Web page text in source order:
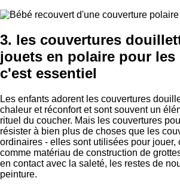
3. les couvertures
jouets en polaire pour les
c'est essentiel
Les enfants adorent les couvertures
chaleur et réconfort et sont souvent un
rituel du coucher. Mais les couvertures
résister à bien plus de choses que les
ordinaires - elles sont utilisées pour jouer,
comme matériau de construction de
en contact avec la saleté, les restes de
peinture.